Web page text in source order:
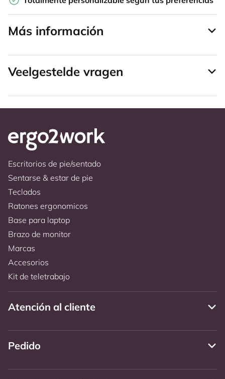
Más información
Veelgestelde vragen
Escritorios de pie/sentado
Sentarse & estar de pie
Teclados
Ratones ergonomicos
Base para laptop
Brazo de monitor
Marcas
Accesorios
Kit de teletrabajo
Atención al cliente
Pedido